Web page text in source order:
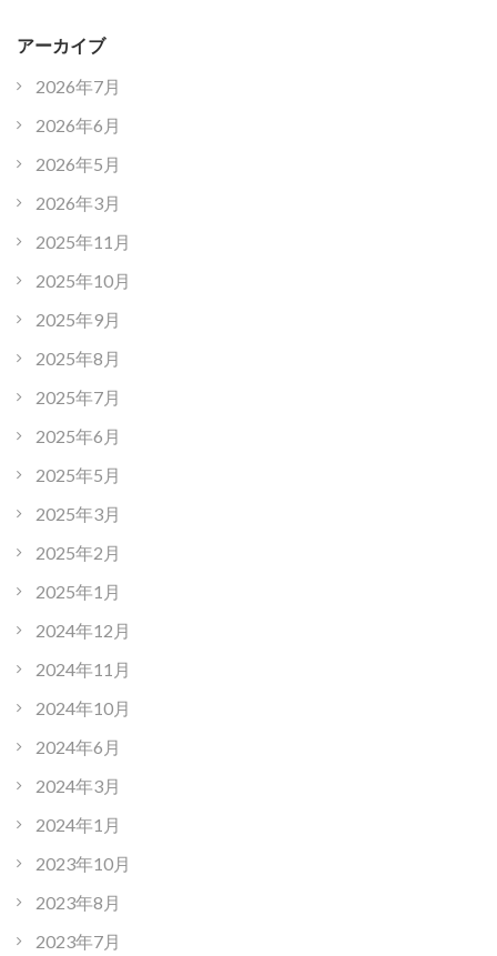
アーカイブ
2026年7月
2026年6月
2026年5月
2026年3月
2025年11月
2025年10月
2025年9月
2025年8月
2025年7月
2025年6月
2025年5月
2025年3月
2025年2月
2025年1月
2024年12月
2024年11月
2024年10月
2024年6月
2024年3月
2024年1月
2023年10月
2023年8月
2023年7月